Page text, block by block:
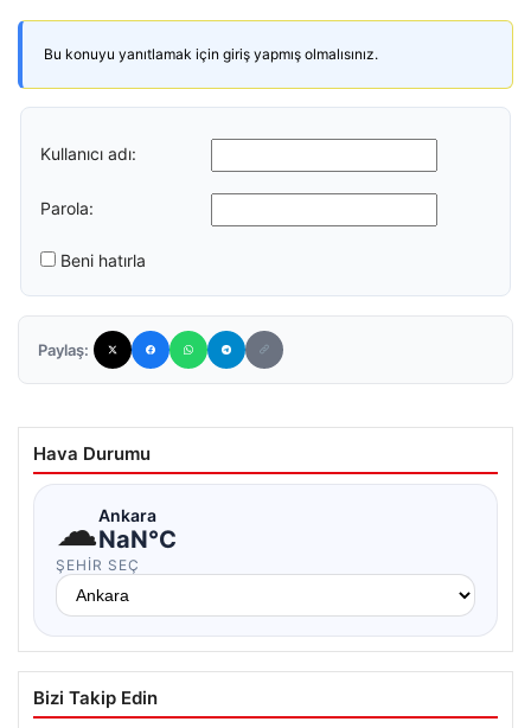
Bu konuyu yanıtlamak için giriş yapmış olmalısınız.
Kullanıcı adı:
Parola:
Beni hatırla
Paylaş:
Hava Durumu
☁Ankara
NaN°C
ŞEHIR SEÇ
Bizi Takip Edin